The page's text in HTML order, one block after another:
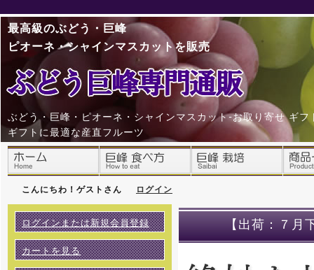
【出荷：７
最高級のぶどう・巨峰
ピオーネ・シャインマスカットを販売
ぶどう・巨峰・ピオーネ・シャインマスカット-お取り寄せ ギフ
ギフトに最適な産直フルーツ
こんにちわ！ゲストさん ログイン
ログインまたは新規会員登録
カートを見る